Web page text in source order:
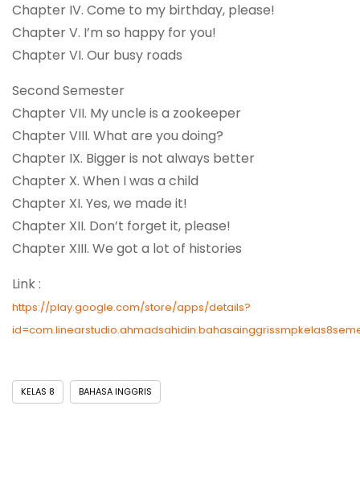
Chapter IV. Come to my birthday, please!
Chapter V. I’m so happy for you!
Chapter VI. Our busy roads
Second Semester
Chapter VII. My uncle is a zookeeper
Chapter VIII. What are you doing?
Chapter IX. Bigger is not always better
Chapter X. When I was a child
Chapter XI. Yes, we made it!
Chapter XII. Don’t forget it, please!
Chapter XIII. We got a lot of histories
Link :
https://play.google.com/store/apps/details?
KELAS 8 BAHASA INGGRIS